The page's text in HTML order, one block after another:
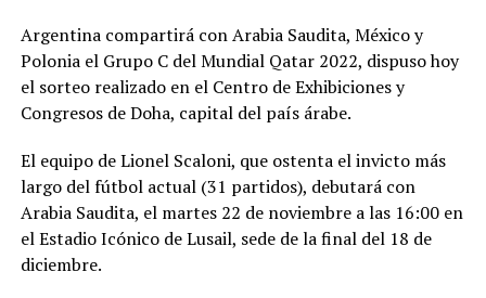
Argentina compartirá con Arabia Saudita, México y
Polonia el Grupo C del Mundial Qatar 2022, dispuso hoy
el sorteo realizado en el Centro de Exhibiciones y
Congresos de Doha, capital del país árabe.
El equipo de Lionel Scaloni, que ostenta el invicto más
largo del fútbol actual (31 partidos), debutará con
Arabia Saudita, el martes 22 de noviembre a las 16:00 en
el Estadio Icónico de Lusail, sede de la final del 18 de
diciembre.